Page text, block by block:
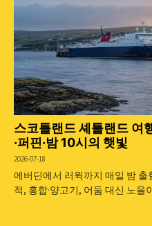
스코틀랜드 셰틀랜드 여
·퍼핀·밤 10시의 햇빛
2026-07-18
에버딘에서 러윅까지 매일 밤
적, 홍합·양고기, 어둠 대신 노을